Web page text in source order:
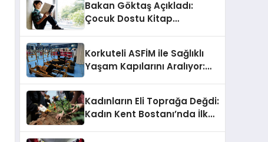
Bakan Göktaş Açıkladı:
Çocuk Dostu Kitap
Korkuteli ASFİM ile Sağlıklı
Yaşam Kapılarını Aralıyor:
Kadınların Eli Toprağa Değdi:
Kadın Kent Bostanı’nda İlk